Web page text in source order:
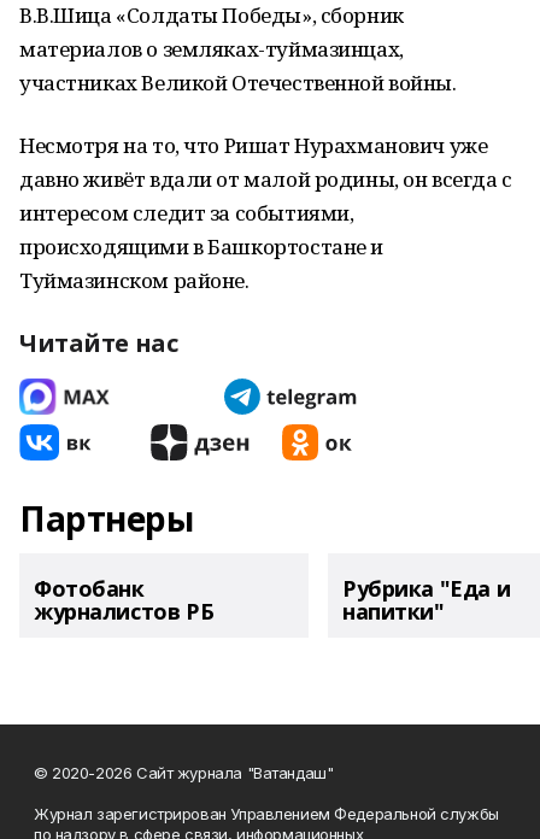
В.В.Шица «Солдаты Победы», сборник
материалов о земляках-туймазинцах,
участниках Великой Отечественной войны.
Несмотря на то, что Ришат Нурахманович уже
давно живёт вдали от малой родины, он всегда с
интересом следит за событиями,
происходящими в Башкортостане и
Туймазинском районе.
Читайте нас
Партнеры
Фотобанк
журналистов РБ
Рубрика "Еда и
напитки"
© 2020-2026 Сайт журнала "Ватандаш"
Журнал зарегистрирован Управлением Федеральной службы
по надзору в сфере связи, информационных